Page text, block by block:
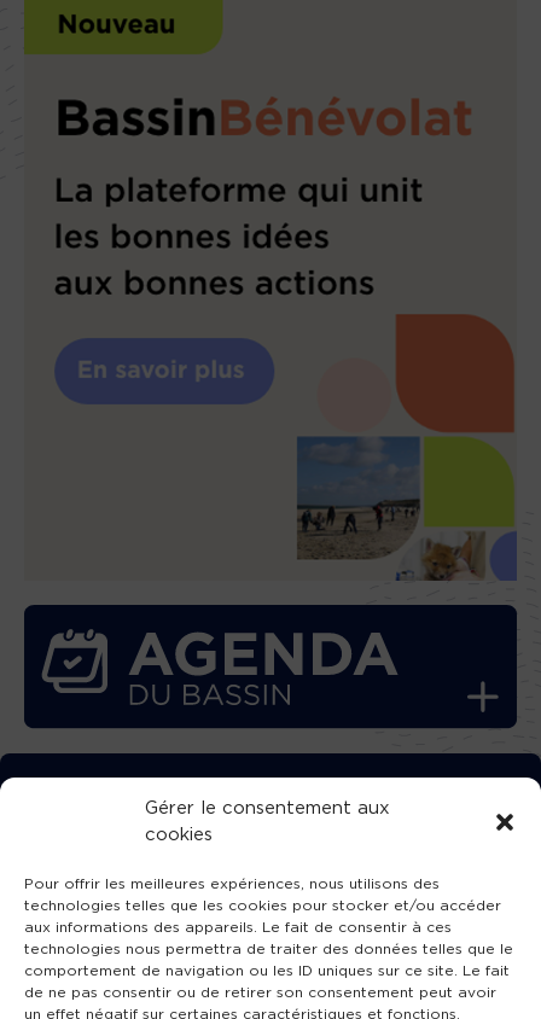
Gérer le consentement aux
cookies
Pour offrir les meilleures expériences, nous utilisons des
technologies telles que les cookies pour stocker et/ou accéder
aux informations des appareils. Le fait de consentir à ces
technologies nous permettra de traiter des données telles que le
comportement de navigation ou les ID uniques sur ce site. Le fait
de ne pas consentir ou de retirer son consentement peut avoir
un effet négatif sur certaines caractéristiques et fonctions.
TÉLÉCHARGEZ GRATUITEMENT
L’APPLICATION TVBA !
SUIVEZ-NOUS !